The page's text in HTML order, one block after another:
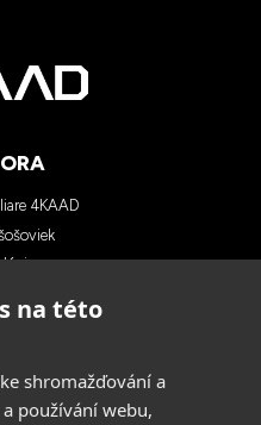
na této
shromažďování a
používání webu,
4KAAD